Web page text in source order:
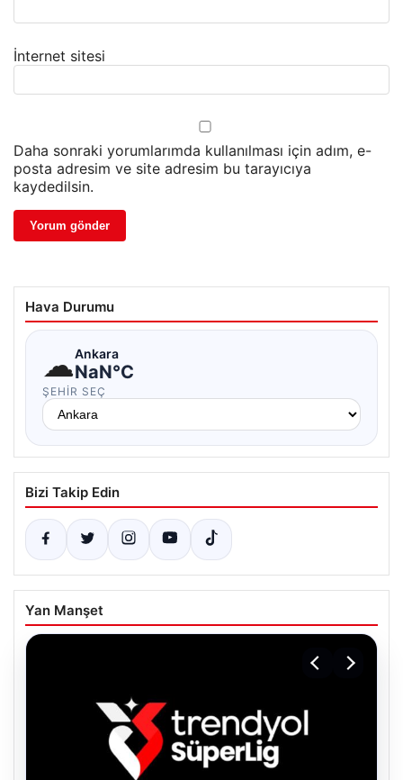
İnternet sitesi
Daha sonraki yorumlarımda kullanılması için adım, e-
posta adresim ve site adresim bu tarayıcıya
kaydedilsin.
Hava Durumu
☁Ankara
NaN°C
ŞEHIR SEÇ
Bizi Takip Edin
Yan Manşet